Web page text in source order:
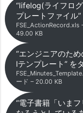
“lifelog(ライフロ
プレートファイル
FSE_ActionRecord.xls
49.00 KB
“エンジニアのた
lテンプレート” を
ード – 20.00 KB
“電子書籍「いま